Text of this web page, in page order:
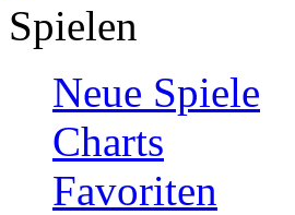
Spielen
Neue Spiele
Charts
Favoriten